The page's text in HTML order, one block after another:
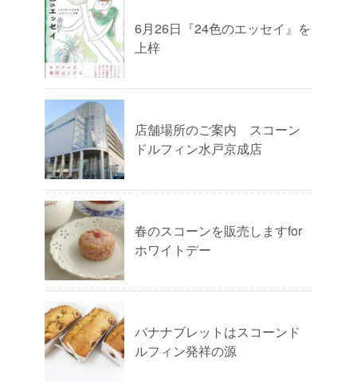
6月26日『24色のエッセイ』を
上梓
店舗場所のご案内 スコーン
ドルフィン水戸京成店
春のスコーンを販売しますfor
ホワイトデー
バナナブレットはスコーンド
ルフィン発祥の源